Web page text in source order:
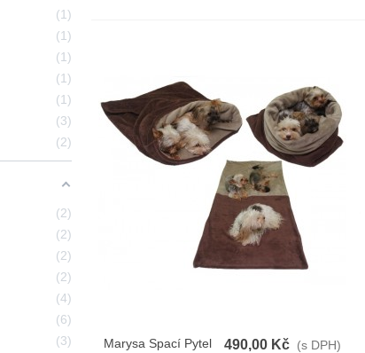
1
1
1
1
1
3
2
2
2
2
2
4
6
3
Marysa Spací Pytel
490,00 Kč (s DPH)